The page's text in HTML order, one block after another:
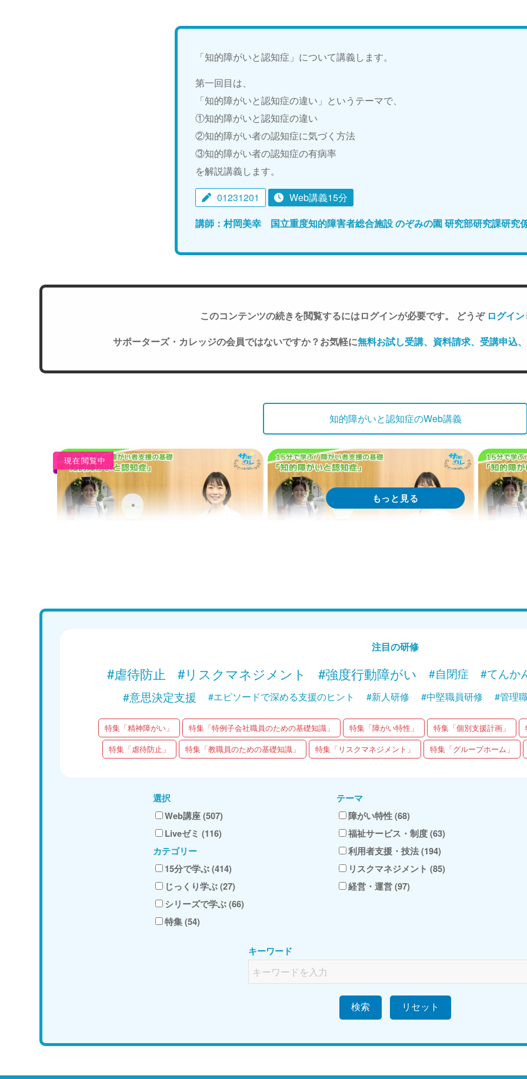
「知的障がいと認知症」について講義します。
第一回目は、
「知的障がいと認知症の違い」というテーマで、
①知的障がいと認知症の違い
②知的障がい者の認知症に気づく方法
③知的障がい者の認知症の有病率
を解説講義します。
01231201
Web講義15分
講師：村岡美幸 国立重度知的障害者総合施設 のぞみの園 研究部研究課研究
このコンテンツの続きを閲覧するにはログインが必要です。 どうぞ ログイン
サポーターズ・カレッジの会員ではないですか？お気軽に無料お試し受講、資料請求、受講申込
知的障がいと認知症のWeb講義
現在閲覧中
“見える
注目の研修
#虐待防止 #リスクマネジメント #強度行動障がい #自閉症
#てんか
#意思決定支援
#エピソードで深める支援のヒント #新人研修 #中堅職員研修 #管理
特集「精神障がい」 特集「特例子会社職員のための基礎知識」 特集「障がい特性」 特集「個別支援計画」
特集「虐待防止」
特集「教職員のための基礎知識」 特集「リスクマネジメント」 特集「グループホーム」
選択
Web講座 (507)
Liveゼミ (116)
カテゴリー
15分で学ぶ (414)
じっくり学ぶ (27)
シリーズで学ぶ (66)
特集 (54)
テーマ
障がい特性 (68)
福祉サービス・制度 (63)
利用者支援・技法 (194)
リスクマネジメント (85)
経営・運営 (97)
キーワード
検索